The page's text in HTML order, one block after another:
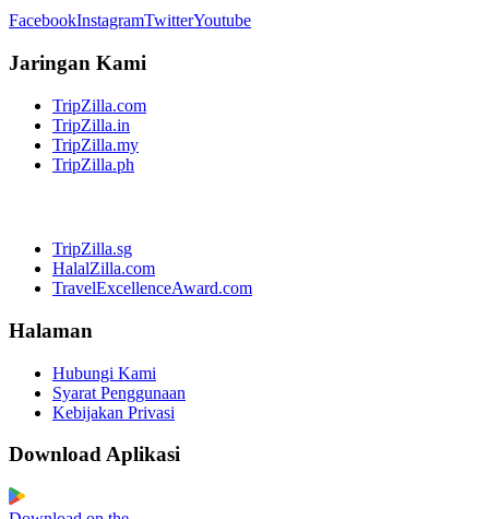
FacebookInstagramTwitterYoutube
Jaringan Kami
TripZilla.com
TripZilla.in
TripZilla.my
TripZilla.ph
TripZilla.sg
HalalZilla.com
TravelExcellenceAward.com
Halaman
Hubungi Kami
Syarat Penggunaan
Kebijakan Privasi
Download Aplikasi